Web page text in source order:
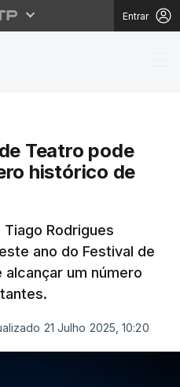
Entrar
de
Teatro pode
histórico de
Rodrigues
ano do Festival de
um número
21 Julho 2025, 10:20